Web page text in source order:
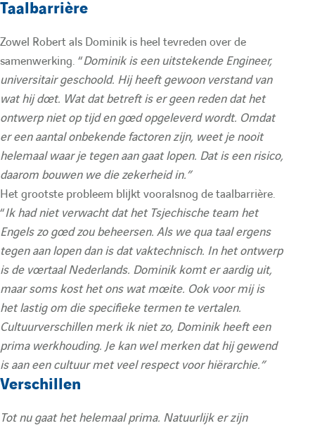
Taalbarrière
Zowel Robert als Dominik is heel tevreden over de
samenwerking. “Dominik is een uitstekende Engineer,
universitair geschoold. Hij heeft gewoon verstand van
wat hij doet. Wat dat betreft is er geen reden dat het
ontwerp niet op tijd en goed opgeleverd wordt. Omdat
er een aantal onbekende factoren zijn, weet je nooit
helemaal waar je tegen aan gaat lopen. Dat is een risico,
daarom bouwen we die zekerheid in.”
Het grootste probleem blijkt vooralsnog de taalbarrière.
“Ik had niet verwacht dat het Tsjechische team het
Engels zo goed zou beheersen. Als we qua taal ergens
tegen aan lopen dan is dat vaktechnisch. In het ontwerp
is de voertaal Nederlands. Dominik komt er aardig uit,
maar soms kost het ons wat moeite. Ook voor mij is
het lastig om die specifieke termen te vertalen.
Cultuurverschillen merk ik niet zo, Dominik heeft een
prima werkhouding. Je kan wel merken dat hij gewend
is aan een cultuur met veel respect voor hiërarchie.”
Verschillen
Tot nu gaat het helemaal prima. Natuurlijk er zijn